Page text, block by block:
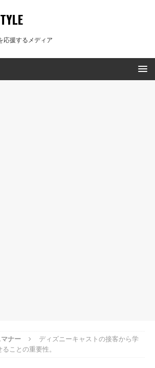
応援するメディア
ナー
ディズニーキャストの接客から学
ことの重要性。